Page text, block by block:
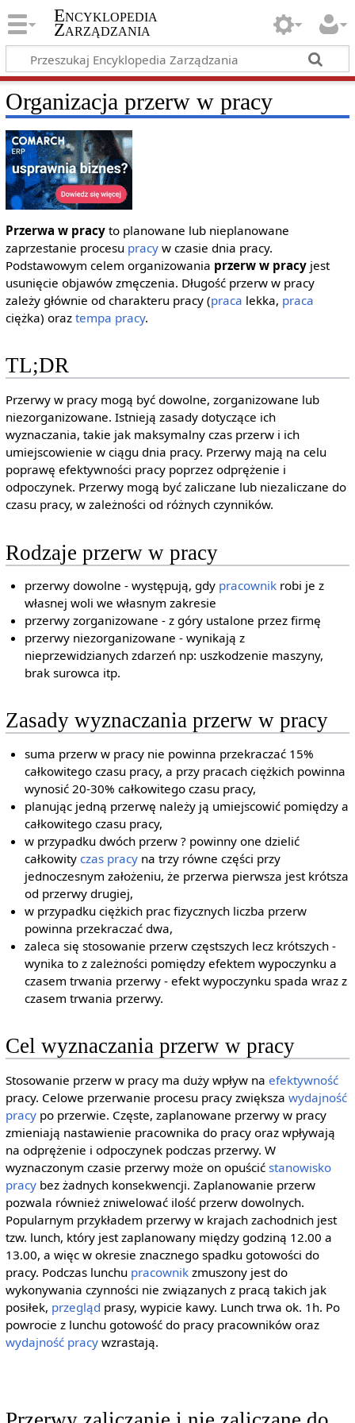
Encyklopedia
Zarządzania
Organizacja przerw w pracy
Przerwa w pracyto planowane lub nieplanowane
zaprzestanie procesu pracyw czasie dnia pracy.
Podstawowym celem organizowania przerw w pracyjest
usunięcie objawów zmęczenia. Długość przerw w pracy
zależy głównie od charakteru pracy (praca lekka, praca
ciężka) oraz tempa pracy.
TL;DR
Przerwy w pracy mogą być dowolne, zorganizowane lub
niezorganizowane. Istnieją zasady dotyczące ich
wyznaczania, takie jak maksymalny czas przerw i ich
umiejscowienie w ciągu dnia pracy. Przerwy mają na celu
poprawę efektywności pracy poprzez odprężenie i
odpoczynek. Przerwy mogą być zaliczane lub niezaliczane do
czasu pracy, w zależności od różnych czynników.
Rodzaje przerw w pracy
przerwy dowolne - występują, gdy pracownik robi je z
własnej woli we własnym zakresie
przerwy zorganizowane - z góry ustalone przez firmę
przerwy niezorganizowane - wynikają z
nieprzewidzianych zdarzeń np: uszkodzenie maszyny,
brak surowca itp.
Zasady wyznaczania przerw w pracy
suma przerw w pracy nie powinna przekraczać 15%
całkowitego czasu pracy, a przy pracach ciężkich powinna
wynosić 20-30% całkowitego czasu pracy,
planując jedną przerwę należy ją umiejscowić pomiędzy a
całkowitego czasu pracy,
w przypadku dwóch przerw ? powinny one dzielić
całkowityczas pracy na trzy równe części przy
jednoczesnym założeniu, że przerwa pierwsza jest krótsza
od przerwy drugiej,
w przypadku ciężkich prac fizycznych liczba przerw
powinna przekraczać dwa,
zaleca się stosowanie przerw częstszych lecz krótszych -
wynika to z zależności pomiędzy efektem wypoczynku a
czasem trwania przerwy - efekt wypoczynku spada wraz z
czasem trwania przerwy.
Cel wyznaczania przerw w pracy
Stosowanie przerw w pracy ma duży wpływ na efektywność
pracy. Celowe przerwanie procesu pracy zwiększa wydajność
pracypo przerwie. Częste, zaplanowane przerwy w pracy
zmieniają nastawienie pracownika do pracy oraz wpływają
na odprężenie i odpoczynek podczas przerwy. W
wyznaczonym czasie przerwy może on opuścić stanowisko
pracybez żadnych konsekwencji. Zaplanowanie przerw
pozwala również zniwelować ilość przerw dowolnych.
Popularnym przykładem przerwy w krajach zachodnich jest
tzw. lunch, który jest zaplanowany między godziną 12.00 a
13.00, a więc w okresie znacznego spadku gotowości do
pracy. Podczas lunchu pracownikzmuszony jest do
wykonywania czynności nie związanych z pracą takich jak
posiłek, przegląd prasy, wypicie kawy. Lunch trwa ok. 1h. Po
powrocie z lunchu gotowość do pracy pracowników oraz
wydajność pracywzrastają.